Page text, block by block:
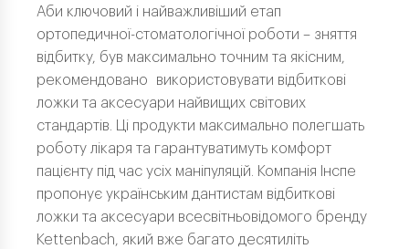
Аби ключовий і найважливіший етап
ортопедичної-стоматологічної роботи – зняття
відбитку, був максимально точним та якісним,
рекомендовано використовувати відбиткові
ложки та аксесуари найвищих світових
стандартів. Ці продукти максимально полегшать
роботу лікаря та гарантуватимуть комфорт
пацієнту під час усіх маніпуляцій. Компанія Інспе
пропонує українським дантистам відбиткові
ложки та аксесуари всесвітньовідомого бренду
Kettenbach, який вже багато десятиліть